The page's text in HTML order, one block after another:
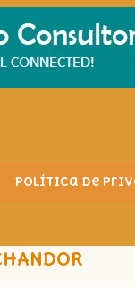
Política de